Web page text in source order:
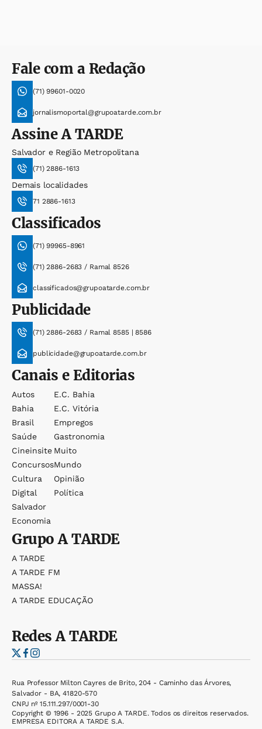
Fale com a Redação
(71) 99601-0020
jornalismoportal@grupoatarde.com.br
AssineA TARDE
Salvador e Região Metropolitana
(71) 2886-1613
Demais localidades
71 2886-1613
Classificados
(71) 99965-8961
(71) 2886-2683 / Ramal 8526
classificados@grupoatarde.com.br
Publicidade
(71) 2886-2683 / Ramal 8585 | 8586
publicidade@grupoatarde.com.br
Canais e Editorias
Autos
Bahia
Brasil
Saúde
Cineinsite
Concursos
Cultura
Digital
Salvador
Economia
E.c. Bahia
E.c. Vitória
Empregos
Gastronomia
Muito
Mundo
Opinião
Política
GrupoA TARDE
A TARDE
A TARDE FM
MASSA!
A TARDE EDUCAÇÃO
RedesA TARDE
Rua Professor Milton Cayres de Brito, 204 - Caminho das Árvores,
Salvador - BA, 41820-570
CNPJ nº 15.111.297/0001-30
Copyright © 1996 - 2025 Grupo A TARDE. Todos os direitos reservados.
EMPRESA EDITORA A TARDE S.A.